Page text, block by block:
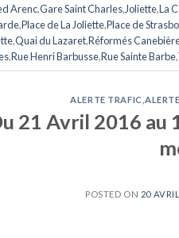
Arenc,Gare Saint Charles,Joliette,La
,Place de La Joliette,Place de
,Quai du Lazaret,Réformés
,Rue Henri Barbusse,Rue Sainte Barbe,
ALERTE TRAFIC ,
21 Avril 2016 au
POSTED ON 20